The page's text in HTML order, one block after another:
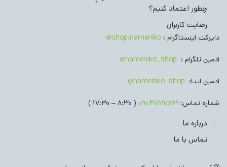
چطور اعتماد کنیم؟
رضایت کاربران
دایرکت اینستاگرام : shop.nameniko@
ادمین تلگرام : nameniko_shop@
ادمین ایتا: nameniko_shop@
شماره تماس: 09047891869
( 8:30 – 17:30 )
درباره ما
تماس با ما